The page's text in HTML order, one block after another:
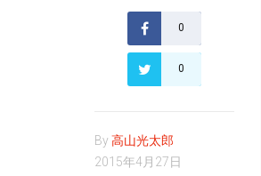
0
0
By 高山光太郎
2015年4月27日